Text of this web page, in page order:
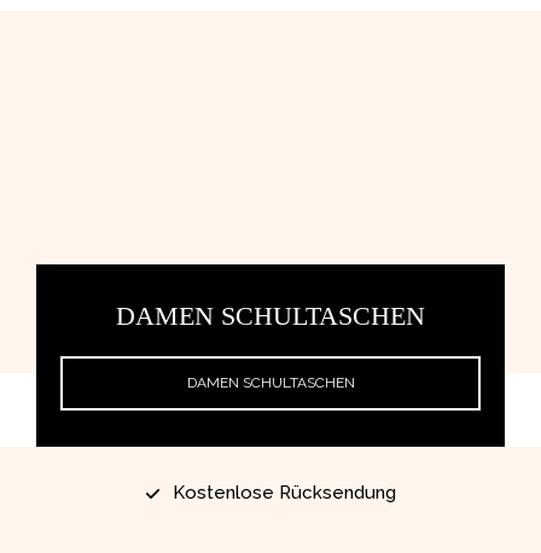
DAMEN SCHULTASCHEN
DAMEN SCHULTASCHEN
Kostenlose Rücksendung